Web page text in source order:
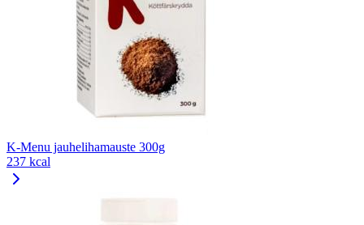
K-Menu jauhelihamauste 300g
237 kcal